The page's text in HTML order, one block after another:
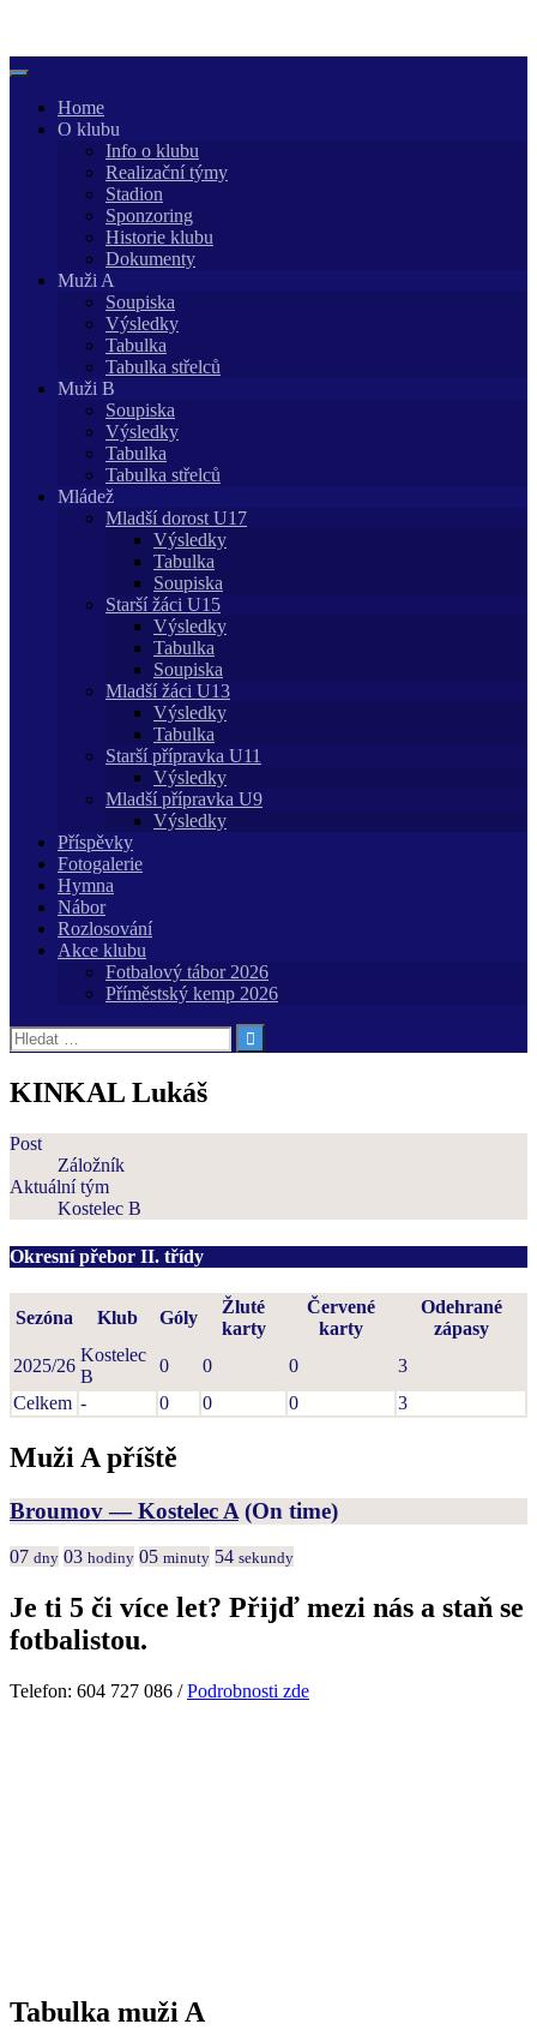
content
Home
O klubu
Info o klubu
Realizační týmy
Stadion
Sponzoring
Historie klubu
Dokumenty
Muži A
Soupiska
Výsledky
Tabulka
Tabulka střelců
Muži B
Soupiska
Výsledky
Tabulka
Tabulka střelců
Mládež
Mladší dorost U17
Výsledky
Tabulka
Soupiska
Starší žáci U15
Výsledky
Tabulka
Soupiska
Mladší žáci U13
Výsledky
Tabulka
Starší přípravka U11
Výsledky
Mladší přípravka U9
Výsledky
Příspěvky
Fotogalerie
Hymna
Nábor
Rozlosování
Akce klubu
Fotbalový tábor 2026
Příměstský kemp 2026
Vyhledávání
KINKAL Lukáš
Post
Záložník
Aktuální tým
Kostelec B
Okresní přebor II. třídy
Sezóna Klub Góly
Žluté
karty
Červené
karty
Odehrané
zápasy
2025/26
Kostelec
B
0 0 0
3
Celkem - 0 0 0 3
Muži A příště
Broumov — Kostelec A (On time)
07 dny 03 hodiny 05 minuty 53 sekundy
Je ti 5 či více let? Přijď mezi nás a staň se
fotbalistou.
Telefon: 604 727 086 /Podrobnosti zde
Tabulka muži A